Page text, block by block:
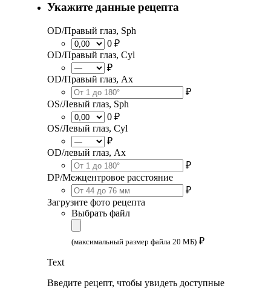
Укажите данные рецепта
OD/Правый глаз, Sph
0 ₽
OD/Правый глаз, Cyl
₽
OD/Правый глаз, Ax
₽
OS/Левый глаз, Sph
0 ₽
OS/Левый глаз, Cyl
₽
OD/левый глаз, Ax
₽
DP/Межцентровое расстояние
₽
Загрузите фото рецепта
Выбрать файл
(максимальный размер файла 20 МБ) ₽
Text
Введите рецепт, чтобы увидеть доступные